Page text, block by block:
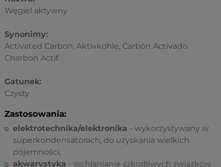
Węgiel aktywny
Synonimy:
Activated Carbon, Aktivkohle, Carbón Activado,
Charbon Actif
Gatunek:
Czysty
Zastosowania:
elektrotechnika/elektronika - wykorzystywany w
superkondensatorach, do uzyskania wielkich
pojemności,
akwarystyka - wchłanianie szkodliwych związków